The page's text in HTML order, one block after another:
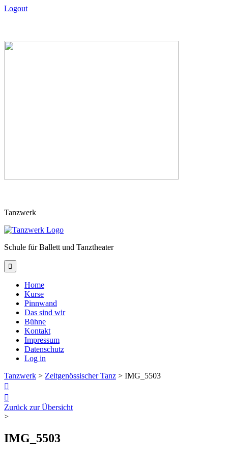
Logout
to
Tanzwerk
Schule für Ballett und Tanztheater

Home
Kurse
Pinnwand
Das sind wir
Bühne
Kontakt
Impressum
Datenschutz
Log in
Tanzwerk > Zeitgenössischer Tanz > IMG_5503


Zurück zur Übersicht
>
IMG_5503